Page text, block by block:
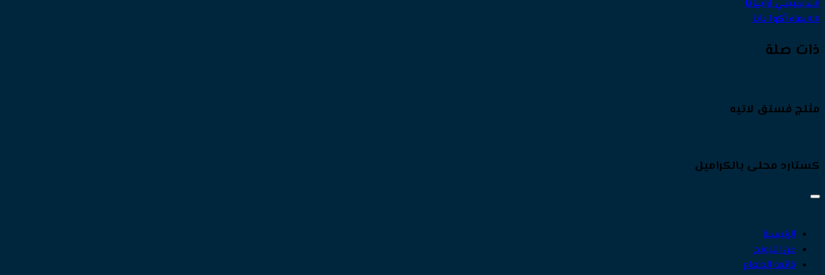
السابقبيني أرابياتا
التالىماء أكوا بانا
ذات صلة
مثلج فستق لاتيه
كستارد محلى بالكراميل
الرئيسية
عن اللاونج
قائمة الطعام